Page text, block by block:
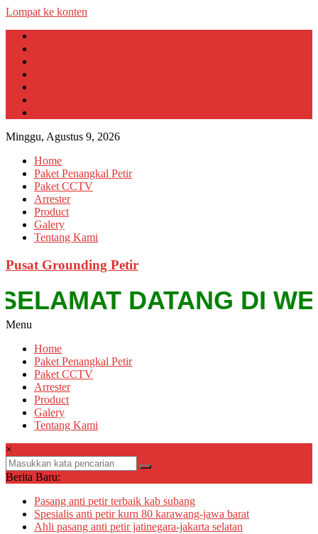
Lompat ke konten
Minggu, Agustus 9, 2026
Home
Paket Penangkal Petir
Paket CCTV
Arrester
Product
Galery
Tentang Kami
Pusat Grounding Petir
DATANG DI
Menu
Home
Paket Penangkal Petir
Paket CCTV
Arrester
Product
Galery
Tentang Kami
×
Berita Baru:
Pasang anti petir terbaik kab subang
Spesialis anti petir kurn 80 karawang-jawa barat
Ahli pasang anti petir jatinegara-jakarta selatan